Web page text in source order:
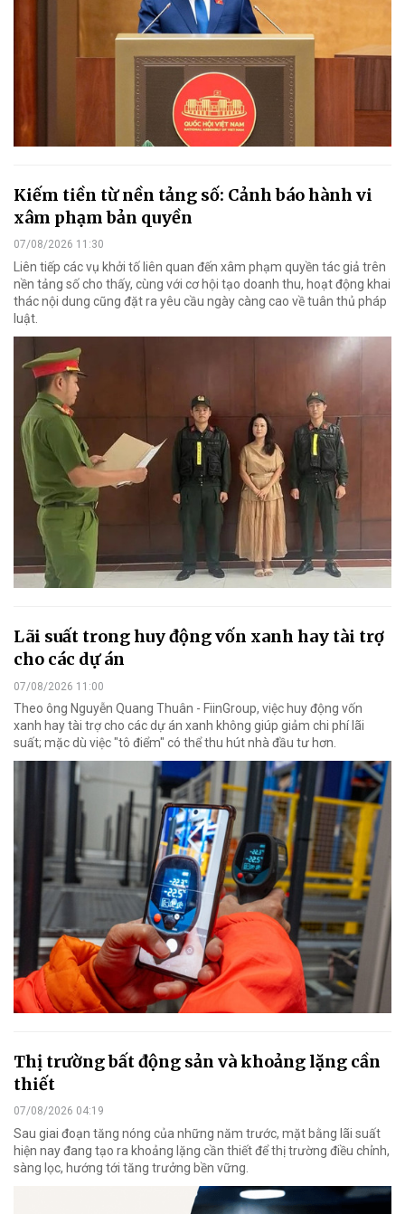
Kiếm tiền từ nền tảng số: Cảnh báo hành vi
xâm phạm bản quyền
07/08/2026 11:30
Liên tiếp các vụ khởi tố liên quan đến xâm phạm quyền tác giả trên
nền tảng số cho thấy, cùng với cơ hội tạo doanh thu, hoạt động khai
thác nội dung cũng đặt ra yêu cầu ngày càng cao về tuân thủ pháp
luật.
Lãi suất trong huy động vốn xanh hay tài trợ
cho các dự án
07/08/2026 11:00
Theo ông Nguyễn Quang Thuân - FiinGroup, việc huy động vốn
xanh hay tài trợ cho các dự án xanh không giúp giảm chi phí lãi
suất; mặc dù việc "tô điểm" có thể thu hút nhà đầu tư hơn.
Thị trường bất động sản và khoảng lặng cần
thiết
07/08/2026 04:19
Sau giai đoạn tăng nóng của những năm trước, mặt bằng lãi suất
hiện nay đang tạo ra khoảng lặng cần thiết để thị trường điều chỉnh,
sàng lọc, hướng tới tăng trưởng bền vững.